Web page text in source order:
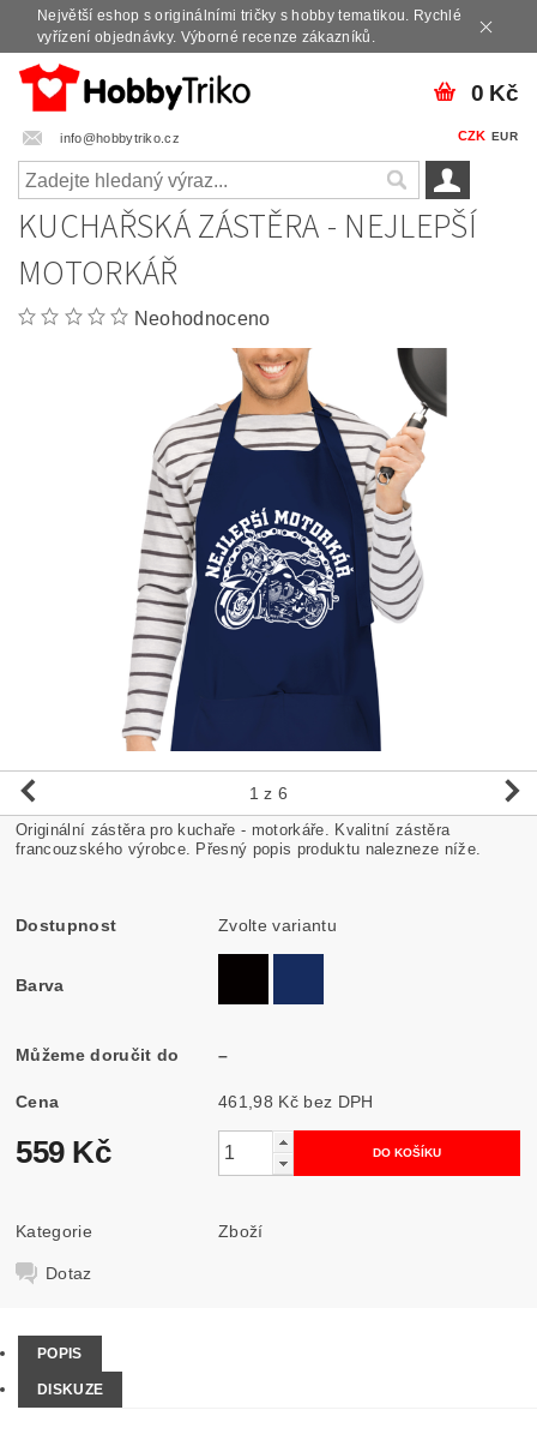
Největší eshop s originálními tričky s hobby tematikou. Rychlé
vyřízení objednávky. Výborné recenze zákazníků.
info@hobbytriko.cz CZK EUR
0 Kč
KUCHAŘSKÁ ZÁSTĚRA - NEJLEPŠÍ
MOTORKÁŘ
Neohodnoceno
1 z 6
Originální zástěra pro kuchaře - motorkáře. Kvalitní zástěra
francouzského výrobce. Přesný popis produktu nalezneze níže.
Dostupnost Zvolte variantu
Barva
Můžeme doručit do –
Cena 461,98 Kč bez DPH
559 Kč
Kategorie Zboží
Dotaz
POPIS
DISKUZE